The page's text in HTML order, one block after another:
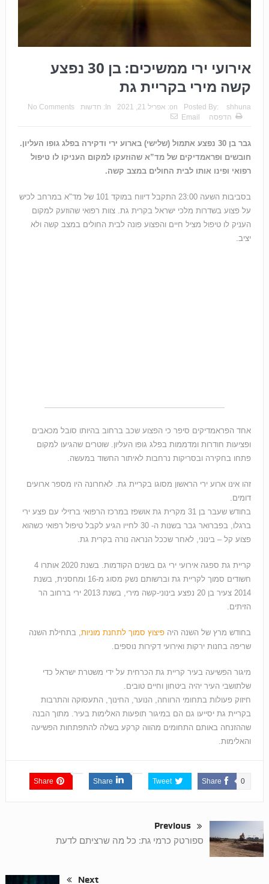
אירועי ירי ממשיכים: בן 30 נפצע
קשה מירי בקריית גת
Posted By: shhuna
on: אפריל 21, 2021 In: חדשות
No Comments
הדפסה
Email
גבר בן 30 נפצע אתמול (שלישי) בארוע ירי ודקירה בפלג גופו העליון.
חובשים ופראמדיקים של מד”א שהוזעקו למקום העניקו לו טיפול
רפואי ופינו אותו לבית החולים במצב קשה.
בסביבות השעה 23:00 התקבל דיווח במוקד 101 של מד"א במרחב לכיש
על פצוע בשדרות מלכי ישראל בקרית גת. צוות רפואי שהוזעק למקום
העניק לו טיפול מציל חיים והפצוע פונה לבית החולים במצב קשה ולא
יציב.
אחד הפראמדיקים סיפר כי הפצוע שכב ברחוב בהיותו סובל מכאבים
ופציעות חודרות ומדממות בפלג גופו העליון. שוטרים שהגיעו למקום
פתחו בחקירה ובסריקות נרחבות לאיתור החשוד במעשה.
זהו אינו ארוע ירי הראשון מסוגו בקריית גת. לאחרונה היו מספר ארועים
דומים.
בחודש שעבר בן 31 מקרית גת אושפז במרכז הרפואי ברזילי עם פצע ירי
ברגלו, בפברואר גבר בשנות ה- 30 לחייו הגיע לקבל טיפול רפואי כשהוא
פצוע קל – בינוני, לאחר שככל הנראה נורה בקרית גת.
קריית גת ספגה אירועי ירי גם בשנים הקודמות. בשנת 2020 אותרו 4
חשודים סמוך לקריית גת וברשותם נשק מסוג מ-16 ומחסנית, בשנת
2014 צעיר בן 20 נפצע בינוני-קשה מירי, בשנת 2013 ירי ברחוב הר
הזיתים.
בחודש מרץ של השנה היה פיצוץ סמוך לתחנת מוניות, בתחילת השנה
שריפה בחנות ירקות ואירועי דקירות נוספים.
מיגור הפשיעה בעיר קריית גת הכרחית על ידי משטרת ישראל כדי
שלתושבי העיר יהיה ביטחון וחיים טובים.
חיזוק פעולות בתחומי הרווחה, הנוער, החינוך, התעסוקה והתרבות
בקריית גת יסייעו גם הם במיגור תופעות האלימות בעיר. מתוך הבנה
שההזנחה באותם התחומים מהווה קרקע בשלה להתפתחות הפשיעה
והאלימות.
Share 0
Tweet
Share
Share
Previous
ספורטק כרמי גת: כל מה שרציתם לדעת
Next